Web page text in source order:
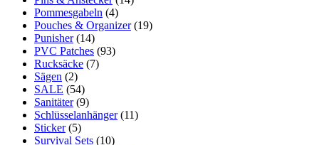
Pommesgabeln (4)
Pouches & Organizer (19)
Punisher (14)
PVC Patches (93)
Rucksäcke (7)
Sägen (2)
SALE (54)
Sanitäter (9)
Schlüsselanhänger (11)
Sticker (5)
Survival Sets (10)